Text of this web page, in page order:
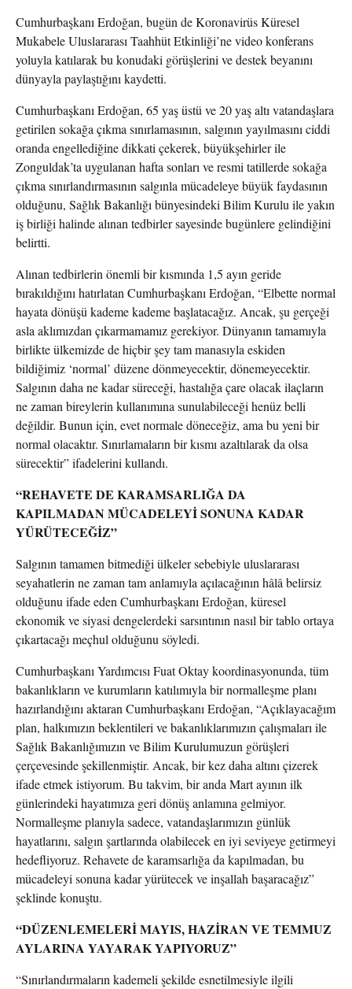
Cumhurbaşkanı Erdoğan, bugün de Koronavirüs Küresel
Mukabele Uluslararası Taahhüt Etkinliği’ne video konferans
yoluyla katılarak bu konudaki görüşlerini ve destek beyanını
dünyayla paylaştığını kaydetti.
Cumhurbaşkanı Erdoğan, 65 yaş üstü ve 20 yaş altı vatandaşlara
getirilen sokağa çıkma sınırlamasının, salgının yayılmasını ciddi
oranda engellediğine dikkati çekerek, büyükşehirler ile
Zonguldak’ta uygulanan hafta sonları ve resmi tatillerde sokağa
çıkma sınırlandırmasının salgınla mücadeleye büyük faydasının
olduğunu, Sağlık Bakanlığı bünyesindeki Bilim Kurulu ile yakın
iş birliği halinde alınan tedbirler sayesinde bugünlere gelindiğini
belirtti.
Alınan tedbirlerin önemli bir kısmında 1,5 ayın geride
bırakıldığını hatırlatan Cumhurbaşkanı Erdoğan, “Elbette normal
hayata dönüşü kademe kademe başlatacağız. Ancak, şu gerçeği
asla aklımızdan çıkarmamamız gerekiyor. Dünyanın tamamıyla
birlikte ülkemizde de hiçbir şey tam manasıyla eskiden
bildiğimiz ‘normal’ düzene dönmeyecektir, dönemeyecektir.
Salgının daha ne kadar süreceği, hastalığa çare olacak ilaçların
ne zaman bireylerin kullanımına sunulabileceği henüz belli
değildir. Bunun için, evet normale döneceğiz, ama bu yeni bir
normal olacaktır. Sınırlamaların bir kısmı azaltılarak da olsa
sürecektir” ifadelerini kullandı.
“REHAVETE DE KARAMSARLIĞA DA
KAPILMADAN MÜCADELEYİ SONUNA KADAR
YÜRÜTECEĞİZ”
Salgının tamamen bitmediği ülkeler sebebiyle uluslararası
seyahatlerin ne zaman tam anlamıyla açılacağının hâlâ belirsiz
olduğunu ifade eden Cumhurbaşkanı Erdoğan, küresel
ekonomik ve siyasi dengelerdeki sarsıntının nasıl bir tablo ortaya
çıkartacağı meçhul olduğunu söyledi.
Cumhurbaşkanı Yardımcısı Fuat Oktay koordinasyonunda, tüm
bakanlıkların ve kurumların katılımıyla bir normalleşme planı
hazırlandığını aktaran Cumhurbaşkanı Erdoğan, “Açıklayacağım
plan, halkımızın beklentileri ve bakanlıklarımızın çalışmaları ile
Sağlık Bakanlığımızın ve Bilim Kurulumuzun görüşleri
çerçevesinde şekillenmiştir. Ancak, bir kez daha altını çizerek
ifade etmek istiyorum. Bu takvim, bir anda Mart ayının ilk
günlerindeki hayatımıza geri dönüş anlamına gelmiyor.
Normalleşme planıyla sadece, vatandaşlarımızın günlük
hayatlarını, salgın şartlarında olabilecek en iyi seviyeye getirmeyi
hedefliyoruz. Rehavete de karamsarlığa da kapılmadan, bu
mücadeleyi sonuna kadar yürütecek ve inşallah başaracağız”
şeklinde konuştu.
“DÜZENLEMELERİ MAYIS, HAZİRAN VE TEMMUZ
AYLARINA YAYARAK YAPIYORUZ”
“Sınırlandırmaların kademeli şekilde esnetilmesiyle ilgili